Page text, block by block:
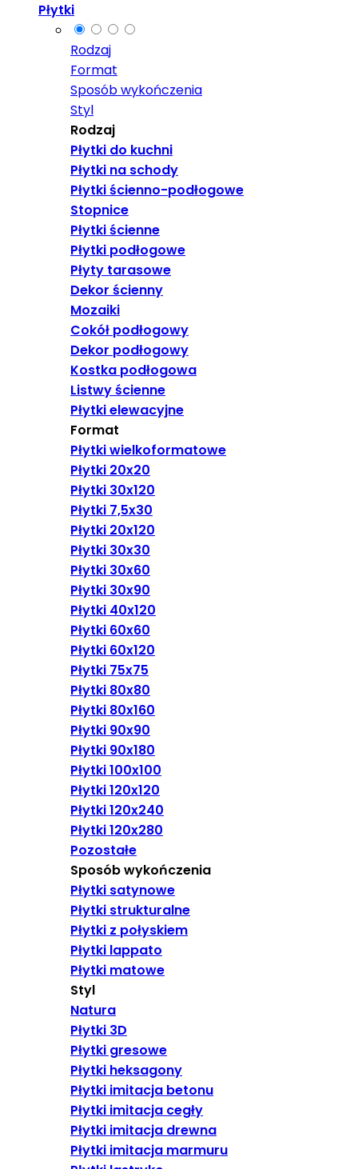
Płytki
Rodzaj
Format
Sposób wykończenia
Styl
Rodzaj
Płytki do kuchni
Płytki na schody
Płytki ścienno-podłogowe
Stopnice
Płytki ścienne
Płytki podłogowe
Płyty tarasowe
Dekor ścienny
Mozaiki
Cokół podłogowy
Dekor podłogowy
Kostka podłogowa
Listwy ścienne
Płytki elewacyjne
Format
Płytki wielkoformatowe
Płytki 20x20
Płytki 30x120
Płytki 7,5x30
Płytki 20x120
Płytki 30x30
Płytki 30x60
Płytki 30x90
Płytki 40x120
Płytki 60x60
Płytki 60x120
Płytki 75x75
Płytki 80x80
Płytki 80x160
Płytki 90x90
Płytki 90x180
Płytki 100x100
Płytki 120x120
Płytki 120x240
Płytki 120x280
Pozostałe
Sposób wykończenia
Płytki satynowe
Płytki strukturalne
Płytki z połyskiem
Płytki lappato
Płytki matowe
Styl
Natura
Płytki 3D
Płytki gresowe
Płytki heksagony
Płytki imitacja betonu
Płytki imitacja cegły
Płytki imitacja drewna
Płytki imitacja marmuru